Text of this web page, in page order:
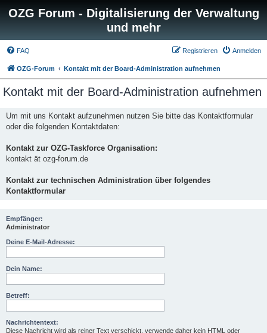
OZG Forum - Digitalisierung der Verwaltung
und mehr
FAQ Anmelden
Registrieren
OZG-Forum Kontakt mit der Board-Administration aufnehmen
Kontakt mit der Board-Administration aufnehmen
Um mit uns Kontakt aufzunehmen nutzen Sie bitte das Kontaktformular
oder die folgenden Kontaktdaten:
Kontakt zur OZG-Taskforce Organisation:
kontakt ät ozg-forum.de
Kontakt zur technischen Administration über folgendes
Kontaktformular
Empfänger:
Administrator
Deine E-Mail-Adresse:
Dein Name:
Betreff:
Nachrichtentext:
Diese Nachricht wird als reiner Text verschickt, verwende daher kein HTML oder